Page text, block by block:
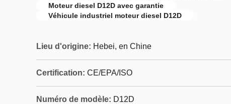
Moteur diesel D12D avec garantie
Véhicule industriel moteur diesel D12D
Lieu d'origine: Hebei, en Chine
Certification: CE/EPA/ISO
Numéro de modèle: D12D